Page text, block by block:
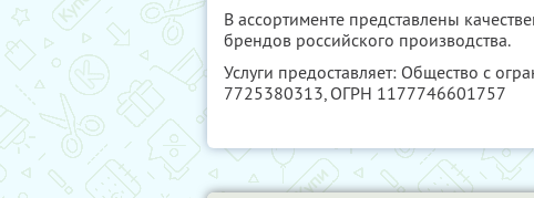
В ассортименте представлены
брендов российского производства.
Услуги предоставляет: Общество с
7725380313, ОГРН 1177746601757